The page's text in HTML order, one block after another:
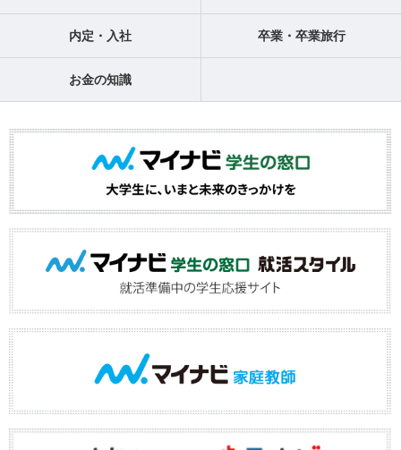
内定・入社 卒業・卒業旅行
お金の知識